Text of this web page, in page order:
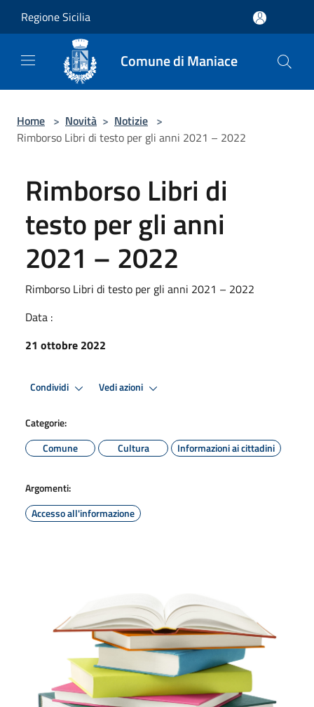
Regione Sicilia
Comune di Maniace
Home > Novità > Notizie >
Rimborso Libri di testo per gli anni 2021 – 2022
Rimborso Libri di
testo per gli anni
2021 – 2022
Rimborso Libri di testo per gli anni 2021 – 2022
Data :
21 ottobre 2022
Condividi Vedi azioni
Categorie:
Comune
Cultura Informazioni ai cittadini
Argomenti:
Accesso all'informazione